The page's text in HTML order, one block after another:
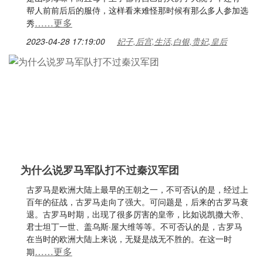
帮人前前后后的服侍，这样看来难怪那时候有那么多人参加选
秀……更多
2023-04-28 17:19:00 妃子,后宫,生活,白银,贵妃,皇后
为什么说罗马军队打不过秦汉军团
古罗马是欧洲大陆上最早的王朝之一，不可否认的是，经过上
百年的征战，古罗马走向了强大。可问题是，后来的古罗马衰
退。古罗马时期，出现了很多厉害的皇帝，比如说凯撒大帝、
君士坦丁一世、盖乌斯·屋大维等等。不可否认的是，古罗马
在当时的欧洲大陆上来说，无疑是战无不胜的。在这一时
期……更多